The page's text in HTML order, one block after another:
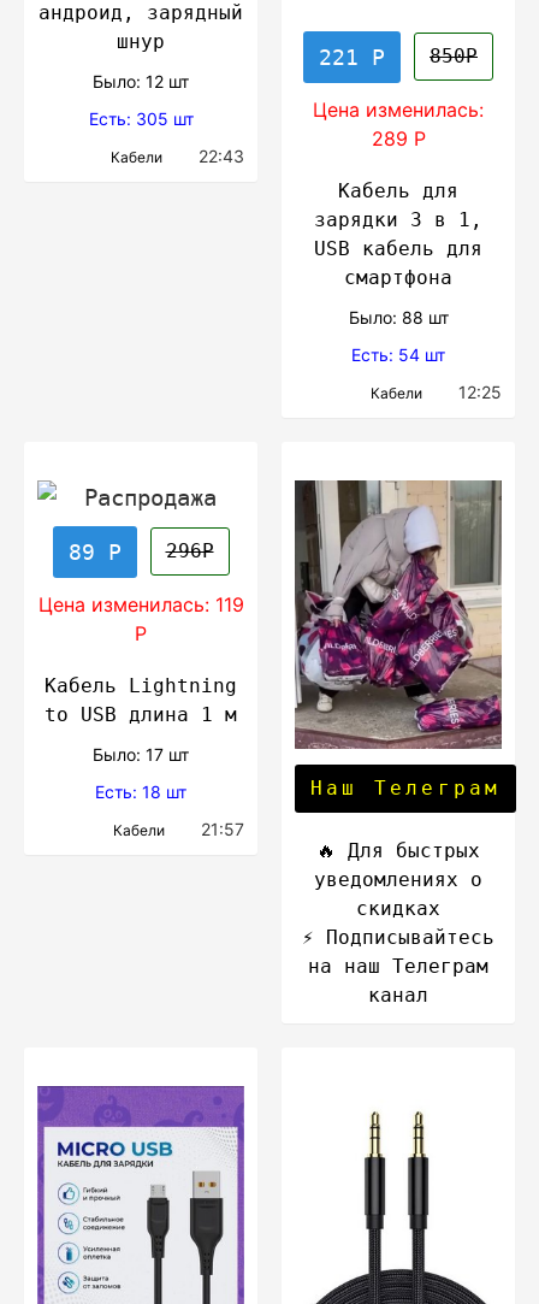
андроид, зарядный
шнур
Было: 12 шт
Есть: 305 шт
Кабели 22:43
221 Р 850Р
Цена изменилась:
289 Р
Кабель для
зарядки 3 в 1,
USB кабель для
смартфона
Было: 88 шт
Есть: 54 шт
Кабели 12:25
89 Р 296Р
Цена изменилась: 119
Р
Кабель Lightning
to USB длина 1 м
Было: 17 шт
Есть: 18 шт
Кабели 21:57
Наш Телеграм
🔥 Для быстрых
уведомлениях о
скидках
⚡️ Подписывайтесь
на наш Телеграм
канал